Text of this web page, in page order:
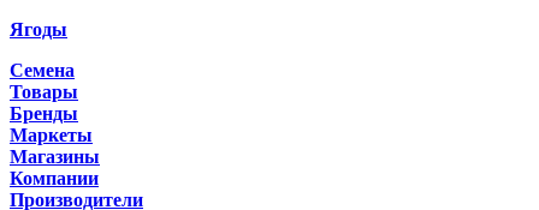
Ягоды
Семена
Товары
Бренды
Маркеты
Магазины
Компании
Производители